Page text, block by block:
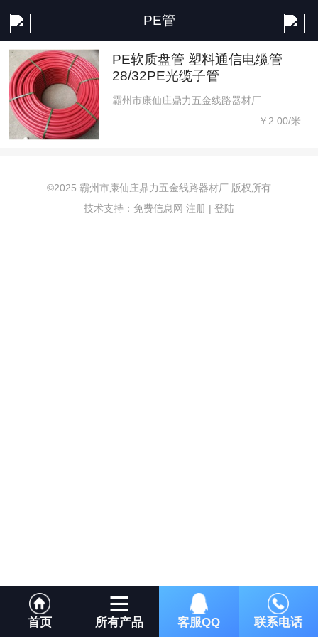
PE管
PE软质盘管 塑料通信电缆管
28/32PE光缆子管
霸州市康仙庄鼎力五金线路器材厂
￥2.00/米
©2025 霸州市康仙庄鼎力五金线路器材厂 版权所有
技术支持：免费信息网 注册 | 登陆
首页 所有产品 客服QQ 联系电话